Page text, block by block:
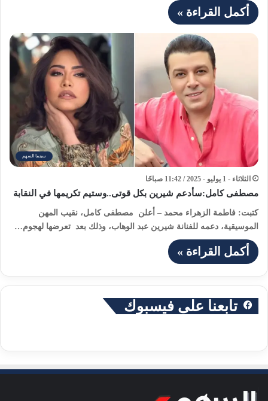
أكمل القراءة »
سينما السهم
الثلاثاء - 1 يوليو - 2025 / 11:42 صباحًا
مصطفى كامل:سأدعم شيرين بكل قوتى..وستيم تكريمها في النقابة
كتبت: فاطمة الزهراء محمد – أعلن مصطفى كامل، نقيب المهن
الموسيقية، دعمه للفنانة شيرين عبد الوهاب، وذلك بعد تعرضها لهجوم…
أكمل القراءة »
تابعنا على فيسبوك